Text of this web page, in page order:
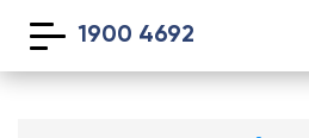
1900 4692